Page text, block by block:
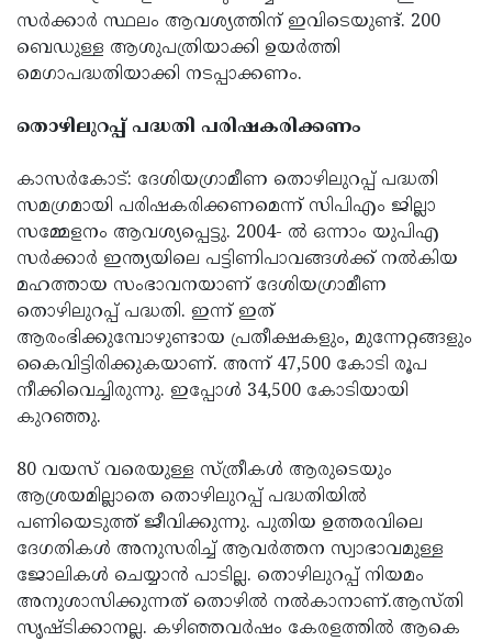
സര്‍ക്കാര്‍ സ്ഥലം ആവശ്യത്തിന് ഇവിടെയുണ്ട്. 200
ബെഡുള്ള ആശുപത്രിയാക്കി ഉയര്‍ത്തി
മെഗാപദ്ധതിയാക്കി നടപ്പാക്കണം.
തൊഴിലുറപ്പ് പദ്ധതി പരിഷകരിക്കണം
കാസര്‍കോട്: ദേശിയഗ്രാമീണ തൊഴിലുറപ്പ് പദ്ധതി
സമഗ്രമായി പരിഷകരിക്കണമെന്ന് സിപിഎം ജില്ലാ
സമ്മേളനം ആവശ്യപ്പെട്ടു. 2004- ല്‍ ഒന്നാം യുപിഎ
സര്‍ക്കാര്‍ ഇന്ത്യയിലെ പട്ടിണിപാവങ്ങള്‍ക്ക് നല്‍കിയ
മഹത്തായ സംഭാവനയാണ് ദേശിയഗ്രാമീണ
തൊഴിലുറപ്പ് പദ്ധതി. ഇന്ന് ഇത്
ആരംഭിക്കുമ്പോഴുണ്ടായ പ്രതീക്ഷകളും, മുന്നേറ്റങ്ങളും
കൈവിട്ടിരിക്കുകയാണ്. അന്ന് 47,500 കോടി രൂപ
നീക്കിവെച്ചിരുന്നു. ഇപ്പോള്‍ 34,500 കോടിയായി
കുറഞ്ഞു.
80 വയസ് വരെയുള്ള സ്ത്രീകള്‍ ആരുടെയും
ആശ്രയമില്ലാതെ തൊഴിലുറപ്പ് പദ്ധതിയില്‍
പണിയെടുത്ത് ജീവിക്കുന്നു. പുതിയ ഉത്തരവിലെ
ദേഗതികള്‍ അനുസരിച്ച് ആവര്‍ത്തന സ്വാഭാവമുള്ള
ജോലികള്‍ ചെയ്യാന്‍ പാടില്ല. തൊഴിലുറപ്പ് നിയമം
അനുശാസിക്കുന്നത് തൊഴില്‍ നല്‍കാനാണ്.ആസ്തി
സൃഷ്ടിക്കാനല്ല. കഴിഞ്ഞവര്‍ഷം കേരളത്തില്‍ ആകെ